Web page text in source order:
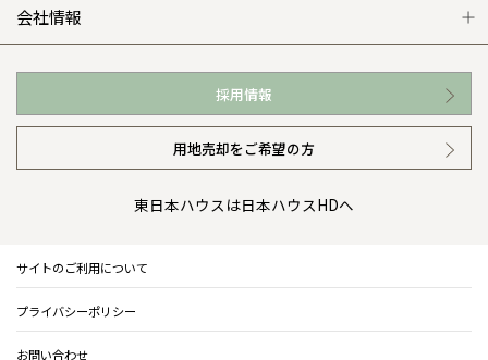
WEB住宅展示場
お近くの展示場
イベント情報
住まいのコラム
カタログ請求（無料）
展示場案内
ワザックとは
高い信頼性
安心の管理体制
会社情報
会社情報 トップ
ニュースリリース
会社概要
採用情報
用地売却をご希望の方
東日本ハウスは日本ハウスHDへ
サイトのご利用について
プライバシーポリシー
お問い合わせ